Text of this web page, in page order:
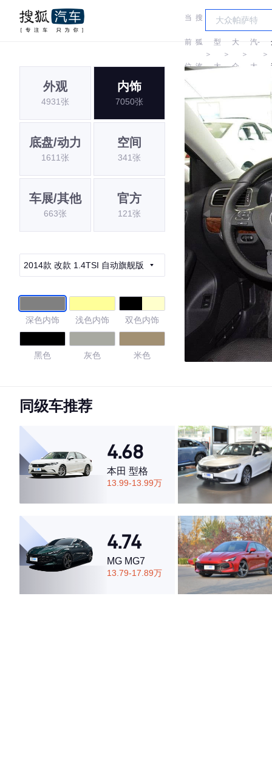
当
前
位
置:
搜
狐
汽
车
＞
车
型
大
＞
大
众
＞
一
汽-
大
＞
外观
4931张
内饰
7050张
底盘/动力
1611张
空间
341张
车展/其他
663张
官方
121张
2014款 改款 1.4TSI 自动旗舰版
深色内饰 浅色内饰 双色内饰
黑色 灰色 米色
4.48
·外观表现一般，低于66%同级车
·空间表现一般，低于52%同级车
同级车推荐
4.68
本田 型格
13.99-13.99万
4.74
MG MG7
13.79-17.89万